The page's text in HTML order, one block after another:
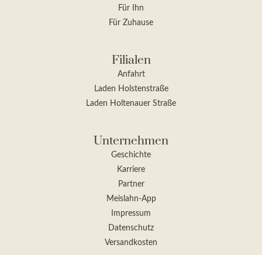
Für Ihn
Für Zuhause
Filialen
Anfahrt
Laden Holstenstraße
Laden Holtenauer Straße
Unternehmen
Geschichte
Karriere
Partner
Meislahn-App
Impressum
Datenschutz
Versandkosten